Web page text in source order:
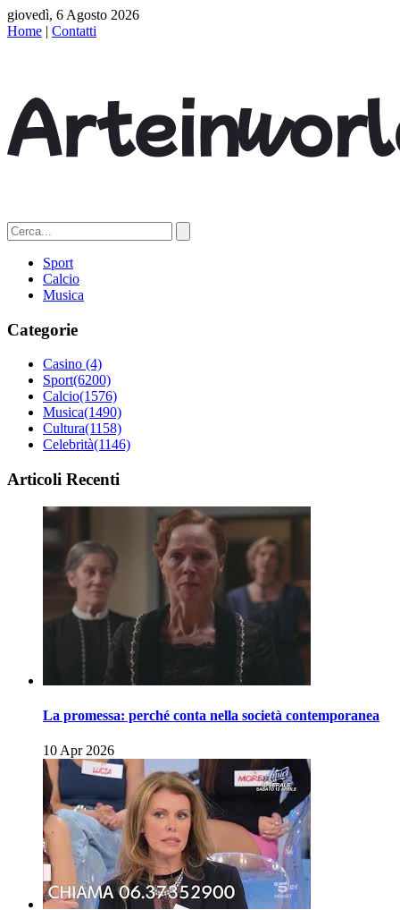
giovedì, 6 Agosto 2026
Home | Contatti
Sport
Calcio
Musica
Categorie
Casino (4)
Sport(6200)
Calcio(1576)
Musica(1490)
Cultura(1158)
Celebrità(1146)
Articoli Recenti
La promessa: perché conta nella società contemporanea
10 Apr 2026